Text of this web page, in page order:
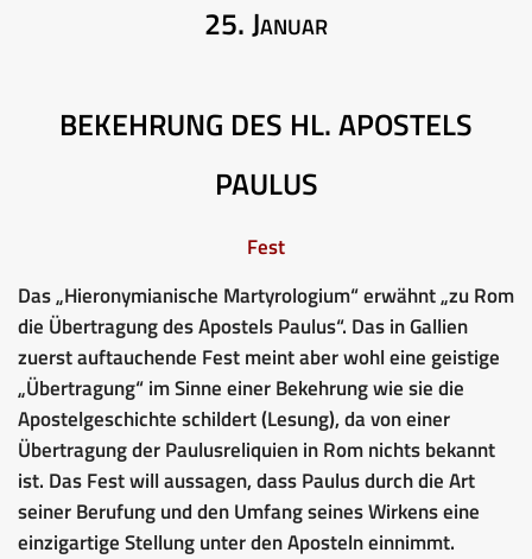
25. Januar
BEKEHRUNG DES HL. APOSTELS
PAULUS
Fest
Das „Hieronymianische Martyrologium“ erwähnt „zu Rom
die Übertragung des Apostels Paulus“. Das in Gallien
zuerst auftauchende Fest meint aber wohl eine geistige
„Übertragung“ im Sinne einer Bekehrung wie sie die
Apostelgeschichte schildert (Lesung), da von einer
Übertragung der Paulusreliquien in Rom nichts bekannt
ist. Das Fest will aussagen, dass Paulus durch die Art
seiner Berufung und den Umfang seines Wirkens eine
einzigartige Stellung unter den Aposteln einnimmt.